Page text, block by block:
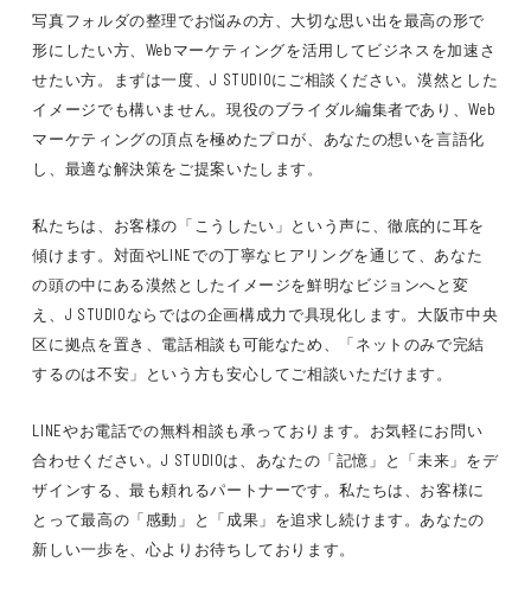
写真フォルダの整理でお悩みの方、大切な思い出を最高の形で
形にしたい方、Webマーケティングを活用してビジネスを加速さ
せたい方。まずは一度、J STUDIOにご相談ください。漠然とした
イメージでも構いません。現役のブライダル編集者であり、Web
マーケティングの頂点を極めたプロが、あなたの想いを言語化
し、最適な解決策をご提案いたします。
私たちは、お客様の「こうしたい」という声に、徹底的に耳を
傾けます。対面やLINEでの丁寧なヒアリングを通じて、あなた
の頭の中にある漠然としたイメージを鮮明なビジョンへと変
え、J STUDIOならではの企画構成力で具現化します。大阪市中央
区に拠点を置き、電話相談も可能なため、「ネットのみで完結
するのは不安」という方も安心してご相談いただけます。
LINEやお電話での無料相談も承っております。お気軽にお問い
合わせください。J STUDIOは、あなたの「記憶」と「未来」をデ
ザインする、最も頼れるパートナーです。私たちは、お客様に
とって最高の「感動」と「成果」を追求し続けます。あなたの
新しい一歩を、心よりお待ちしております。